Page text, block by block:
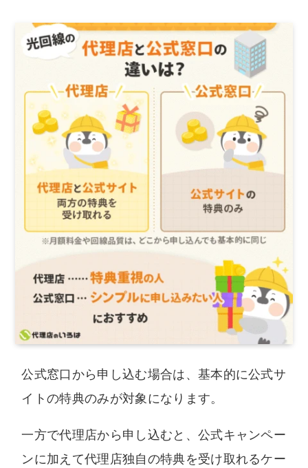
公式窓口から申し込む場合は、基本的に公式サ
イトの特典のみが対象になります。
一方で代理店から申し込むと、公式キャンペー
ンに加えて代理店独自の特典を受け取れるケー